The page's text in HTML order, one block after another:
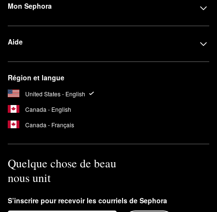
Mon Sephora
Aide
Région et langue
United States - English
Canada - English
Canada - Français
Quelque chose de beau
nous unit
S’inscrire pour recevoir les courriels de Sephora